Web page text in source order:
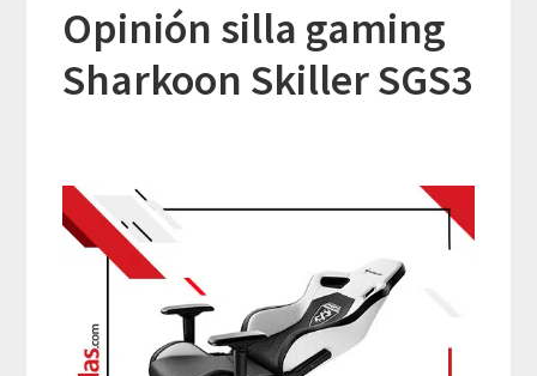
Opinión silla gaming
Sharkoon Skiller SGS3